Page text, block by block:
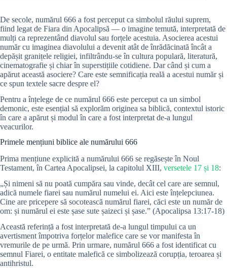
De secole, numărul 666 a fost perceput ca simbolul răului suprem,
fiind legat de Fiara din Apocalipsă — o imagine temută, interpretată de
mulți ca reprezentând diavolul sau forțele acestuia. Asocierea acestui
număr cu imaginea diavolului a devenit atât de înrădăcinată încât a
depășit granițele religiei, infiltrându-se în cultura populară, literatură,
cinematografie și chiar în superstițiile cotidiene. Dar când și cum a
apărut această asociere? Care este semnificația reală a acestui număr și
ce spun textele sacre despre el?
Pentru a înțelege de ce numărul 666 este perceput ca un simbol
demonic, este esențial să explorăm originea sa biblică, contextul istoric
în care a apărut și modul în care a fost interpretat de-a lungul
veacurilor.
Primele mențiuni biblice ale numărului 666
Prima mențiune explicită a numărului 666 se regăsește în Noul
Testament, în Cartea Apocalipsei, la capitolul XIII, versetele 17 și 18:
„Și nimeni să nu poată cumpăra sau vinde, decât cel care are semnul,
adică numele fiarei sau numărul numelui ei. Aici este înțelepciunea.
Cine are pricepere să socotească numărul fiarei, căci este un număr de
om: și numărul ei este șase sute șaizeci și șase.” (Apocalipsa 13:17-18)
Această referință a fost interpretată de-a lungul timpului ca un
avertisment împotriva forțelor malefice care se vor manifesta în
vremurile de pe urmă. Prin urmare, numărul 666 a fost identificat cu
semnul Fiarei, o entitate malefică ce simbolizează corupția, teroarea și
antihristul.